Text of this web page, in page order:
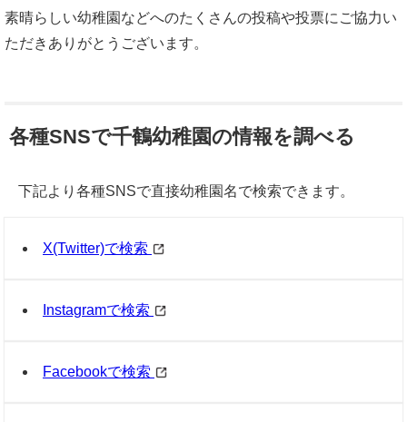
素晴らしい幼稚園などへのたくさんの投稿や投票にご協力い
ただきありがとうございます。
各種SNSで千鶴幼稚園の情報を調べる
下記より各種SNSで直接幼稚園名で検索できます。
X(Twitter)で検索
Instagramで検索
Facebookで検索